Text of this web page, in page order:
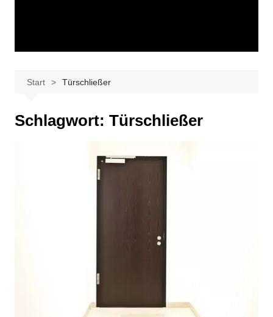
Start Türschließer
Schlagwort: Türschließer